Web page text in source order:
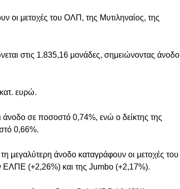
οι μετοχές του ΟΛΠ, της Μυτιληναίος, της
στις 1.835,16 μονάδες, σημειώνοντας άνοδο
ευρώ.
άνοδο σε ποσοστό 0,74%, ενώ ο δείκτης της
0,66%.
μεγαλύτερη άνοδο καταγράφουν οι μετοχές του
(+2,26%) και της Jumbo (+2,17%).